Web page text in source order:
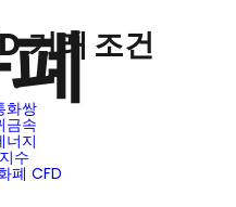
거래 조건
화쌍
금속
너지
지수
폐 CFD